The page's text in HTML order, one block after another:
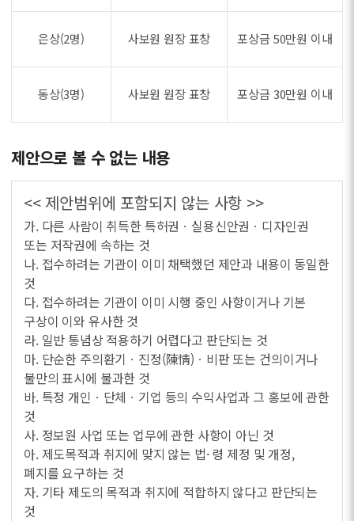
은상(2명) 사보원 원장 표창 포상금 50만원 이내
동상(3명) 사보원 원장 표창 포상금 30만원 이내
제안으로 볼 수 없는 내용
<< 제안범위에 포함되지 않는 사항 >>
가. 다른 사람이 취득한 특허권ㆍ실용신안권ㆍ디자인권
또는 저작권에 속하는 것
나. 접수하려는 기관이 이미 채택했던 제안과 내용이 동일한
것
다. 접수하려는 기관이 이미 시행 중인 사항이거나 기본
구상이 이와 유사한 것
라. 일반 통념상 적용하기 어렵다고 판단되는 것
마. 단순한 주의환기ㆍ진정(陳情)ㆍ비판 또는 건의이거나
불만의 표시에 불과한 것
바. 특정 개인ㆍ단체ㆍ기업 등의 수익사업과 그 홍보에 관한
것
사. 정보원 사업 또는 업무에 관한 사항이 아닌 것
아. 제도목적과 취지에 맞지 않는 법· 령 제정 및 개정,
폐지를 요구하는 것
자. 기타 제도의 목적과 취지에 적합하지 않다고 판단되는
것